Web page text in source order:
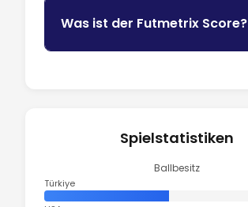
Was ist der Futmetrix Score?
Spielstatistiken
Ballbesitz
Türkiye